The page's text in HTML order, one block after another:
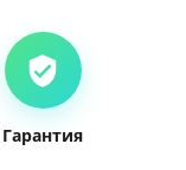
Гарантия